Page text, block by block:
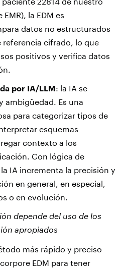
la EDM es
datos no estructurados
cifrado, lo que
positivos y verifica datos
por IA/LLM: la IA se
ambigüedad. Es una
para categorizar tipos de
esquemas
contexto a los
Con lógica de
IA incrementa la precisión y
en general, en especial,
o en evolución.
depende del uso de los
apropiados
más rápido y preciso
EDM para tener